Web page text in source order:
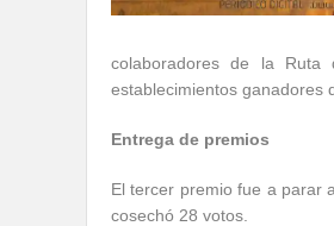
colaboradores de la
establecimientos ganadores
Entrega de premios
El tercer premio fue a parar
cosechó 28 votos.